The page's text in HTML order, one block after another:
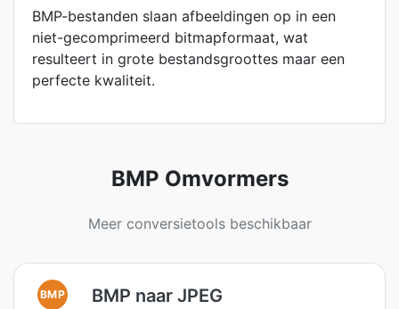
BMP-bestanden slaan afbeeldingen op in een
niet-gecomprimeerd bitmapformaat, wat
resulteert in grote bestandsgroottes maar een
perfecte kwaliteit.
BMP Omvormers
Meer conversietools beschikbaar
BMP BMP naar JPEG